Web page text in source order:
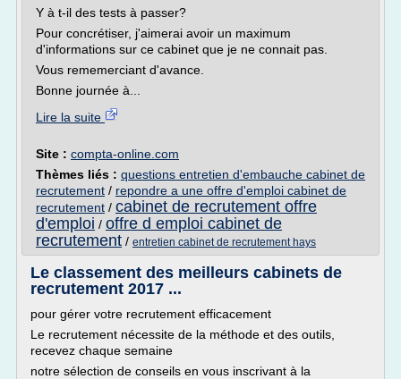
Y à t-il des tests à passer?
Pour concrétiser, j'aimerai avoir un maximum
d'informations sur ce cabinet que je ne connait pas.
Vous rememerciant d'avance.
Bonne journée à...
Lire la suite
Site : compta-online.com
Thèmes liés : questions entretien d'embauche cabinet de
recrutement / repondre a une offre d'emploi cabinet de
recrutement / cabinet de recrutement offre
d'emploi / offre d emploi cabinet de
recrutement / entretien cabinet de recrutement hays
Le classement des meilleurs cabinets de
recrutement 2017 ...
pour gérer votre recrutement efficacement
Le recrutement nécessite de la méthode et des outils,
recevez chaque semaine
notre sélection de conseils en vous inscrivant à la